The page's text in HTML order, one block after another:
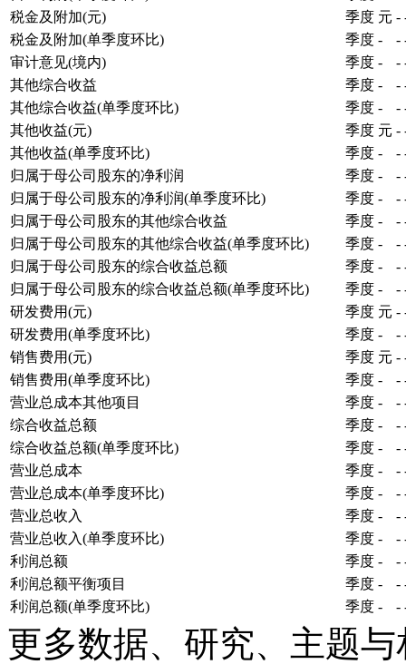
税金及附加(元)
季度 元 -
税金及附加(单季度环比)
季度 - -
审计意见(境内)
季度 - -
其他综合收益
季度 - -
其他综合收益(单季度环比)
季度 - -
其他收益(元)
季度 元 -
其他收益(单季度环比)
季度 - -
归属于母公司股东的净利润
季度 - -
归属于母公司股东的净利润(单季度环比)
季度 - -
归属于母公司股东的其他综合收益
季度 - -
归属于母公司股东的其他综合收益(单季度环比)
季度 - -
归属于母公司股东的综合收益总额
季度 - -
归属于母公司股东的综合收益总额(单季度环比)
季度 - -
研发费用(元)
季度 元 -
研发费用(单季度环比)
季度 - -
销售费用(元)
季度 元 -
销售费用(单季度环比)
季度 - -
营业总成本其他项目
季度 - -
综合收益总额
季度 - -
综合收益总额(单季度环比)
季度 - -
营业总成本
季度 - -
营业总成本(单季度环比)
季度 - -
营业总收入
季度 - -
营业总收入(单季度环比)
季度 - -
利润总额
季度 - -
利润总额平衡项目
季度 - -
利润总额(单季度环比)
季度 - -
更多数据、研究、主题